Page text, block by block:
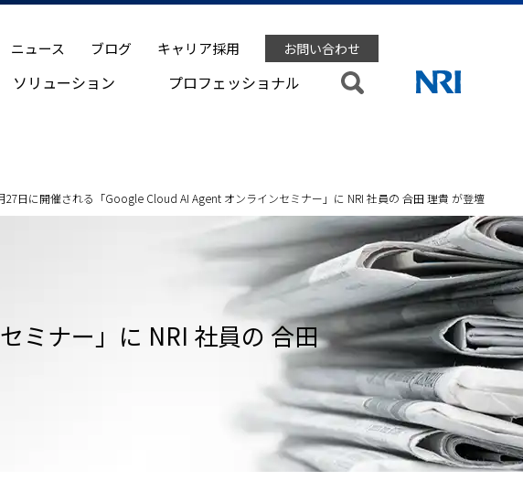
ソリューション プロフェッショナル
ニュース ブログ キャリア採用 お問い合わせ
27日に開催される「Google Cloud AI Agent オンラインセミナー」に NRI 社員の 合田 理貴 が登壇
ミナー」に NRI 社員の 合田